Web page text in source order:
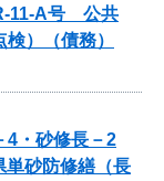
11-A号 公共
）（債務）
4・砂修長－2
単砂防修繕（長